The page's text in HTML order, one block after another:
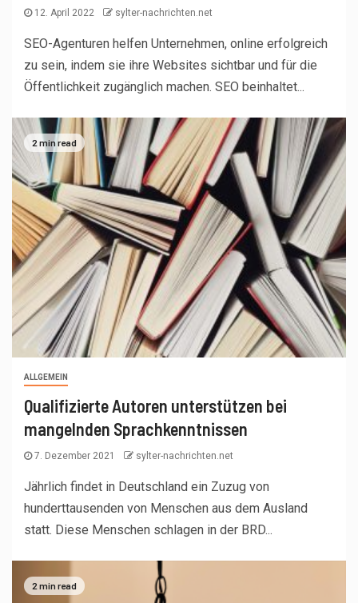
12. April 2022 sylter-nachrichten.net
SEO-Agenturen helfen Unternehmen, online erfolgreich
zu sein, indem sie ihre Websites sichtbar und für die
Öffentlichkeit zugänglich machen. SEO beinhaltet...
2 min read
ALLGEMEIN
Qualifizierte Autoren unterstützen bei
mangelnden Sprachkenntnissen
7. Dezember 2021 sylter-nachrichten.net
Jährlich findet in Deutschland ein Zuzug von
hunderttausenden von Menschen aus dem Ausland
statt. Diese Menschen schlagen in der BRD...
2 min read